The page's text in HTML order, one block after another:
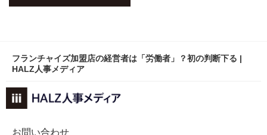
フランチャイズ加盟店の経営者は「労働者」？初の判断下る |
HALZ人事メディア
お問い合わせ